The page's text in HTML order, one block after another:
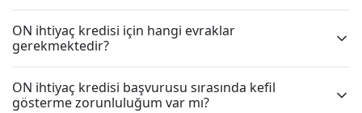
ON ihtiyaç kredisi için hangi evraklar
gerekmektedir?
ON ihtiyaç kredisi başvurusu sırasında kefil
gösterme zorunluluğum var mı?